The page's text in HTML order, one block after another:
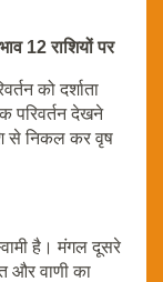
12 राशियों पर
को दर्शाता
परिवर्तन देखने
से निकल कर वृष
है। मंगल दूसरे
और वाणी का